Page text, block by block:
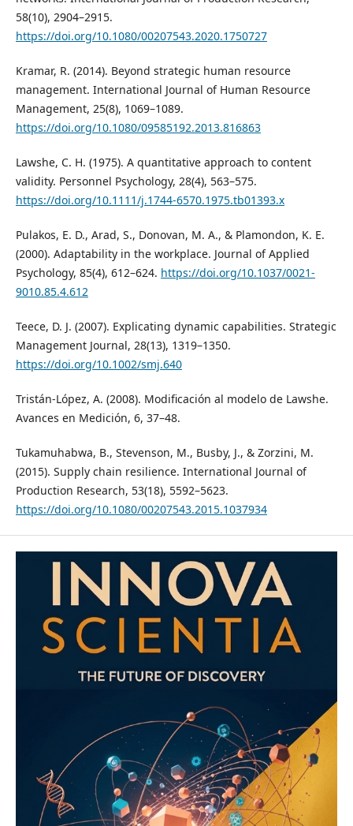
58(10), 2904–2915.
https://doi.org/10.1080/00207543.2020.1750727
Kramar, R. (2014). Beyond strategic human resource
management. International Journal of Human Resource
Management, 25(8), 1069–1089.
https://doi.org/10.1080/09585192.2013.816863
Lawshe, C. H. (1975). A quantitative approach to content
validity. Personnel Psychology, 28(4), 563–575.
https://doi.org/10.1111/j.1744-6570.1975.tb01393.x
Pulakos, E. D., Arad, S., Donovan, M. A., & Plamondon, K. E.
(2000). Adaptability in the workplace. Journal of Applied
Psychology, 85(4), 612–624. https://doi.org/10.1037/0021-
9010.85.4.612
Teece, D. J. (2007). Explicating dynamic capabilities. Strategic
Management Journal, 28(13), 1319–1350.
https://doi.org/10.1002/smj.640
Tristán-López, A. (2008). Modificación al modelo de Lawshe.
Avances en Medición, 6, 37–48.
Tukamuhabwa, B., Stevenson, M., Busby, J., & Zorzini, M.
(2015). Supply chain resilience. International Journal of
Production Research, 53(18), 5592–5623.
https://doi.org/10.1080/00207543.2015.1037934